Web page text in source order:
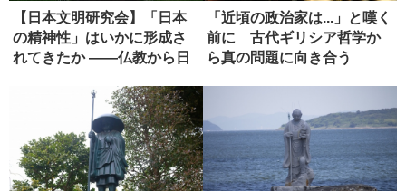
【日本文明研究会】「日本
の精神性」はいかに形成さ
れてきたか ――仏教から日
「近頃の政治家は...」と嘆く
前に 古代ギリシア哲学か
ら真の問題に向き合う